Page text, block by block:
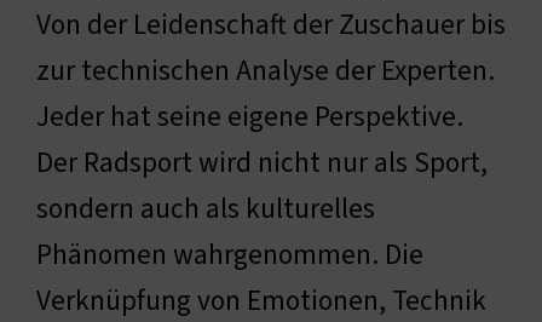
Von der Leidenschaft der Zuschauer bis
zur technischen Analyse der Experten.
Jeder hat seine eigene Perspektive.
Der Radsport wird nicht nur als Sport,
sondern auch als kulturelles
Phänomen wahrgenommen. Die
Verknüpfung von Emotionen, Technik